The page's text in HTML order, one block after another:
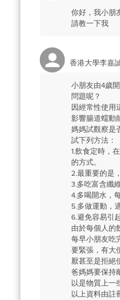
你好，我小朋
請教一下我
香港大學李嘉
小朋友由4歲
問題呢？
因經常性使用
影響腸道蠕動
媽媽試觀察是
試下列方法：
1.飲食定時，
的方式。
2.最重要的是
3.多吃富含纖
4.多喝開水，
5.多做運動，
6.避免容易引
由於每個人的
每早小朋友吃
要緊張，有大
厭甚至是拒絕
爸媽媽要保持
以是物質上一
以上資料由註